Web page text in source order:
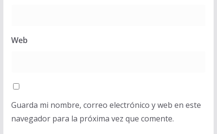
Web
Guarda mi nombre, correo electrónico y web en este
navegador para la próxima vez que comente.